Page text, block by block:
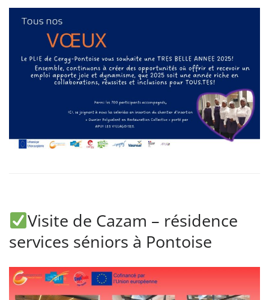
Visite de Cazam – résidence
services séniors à Pontoise